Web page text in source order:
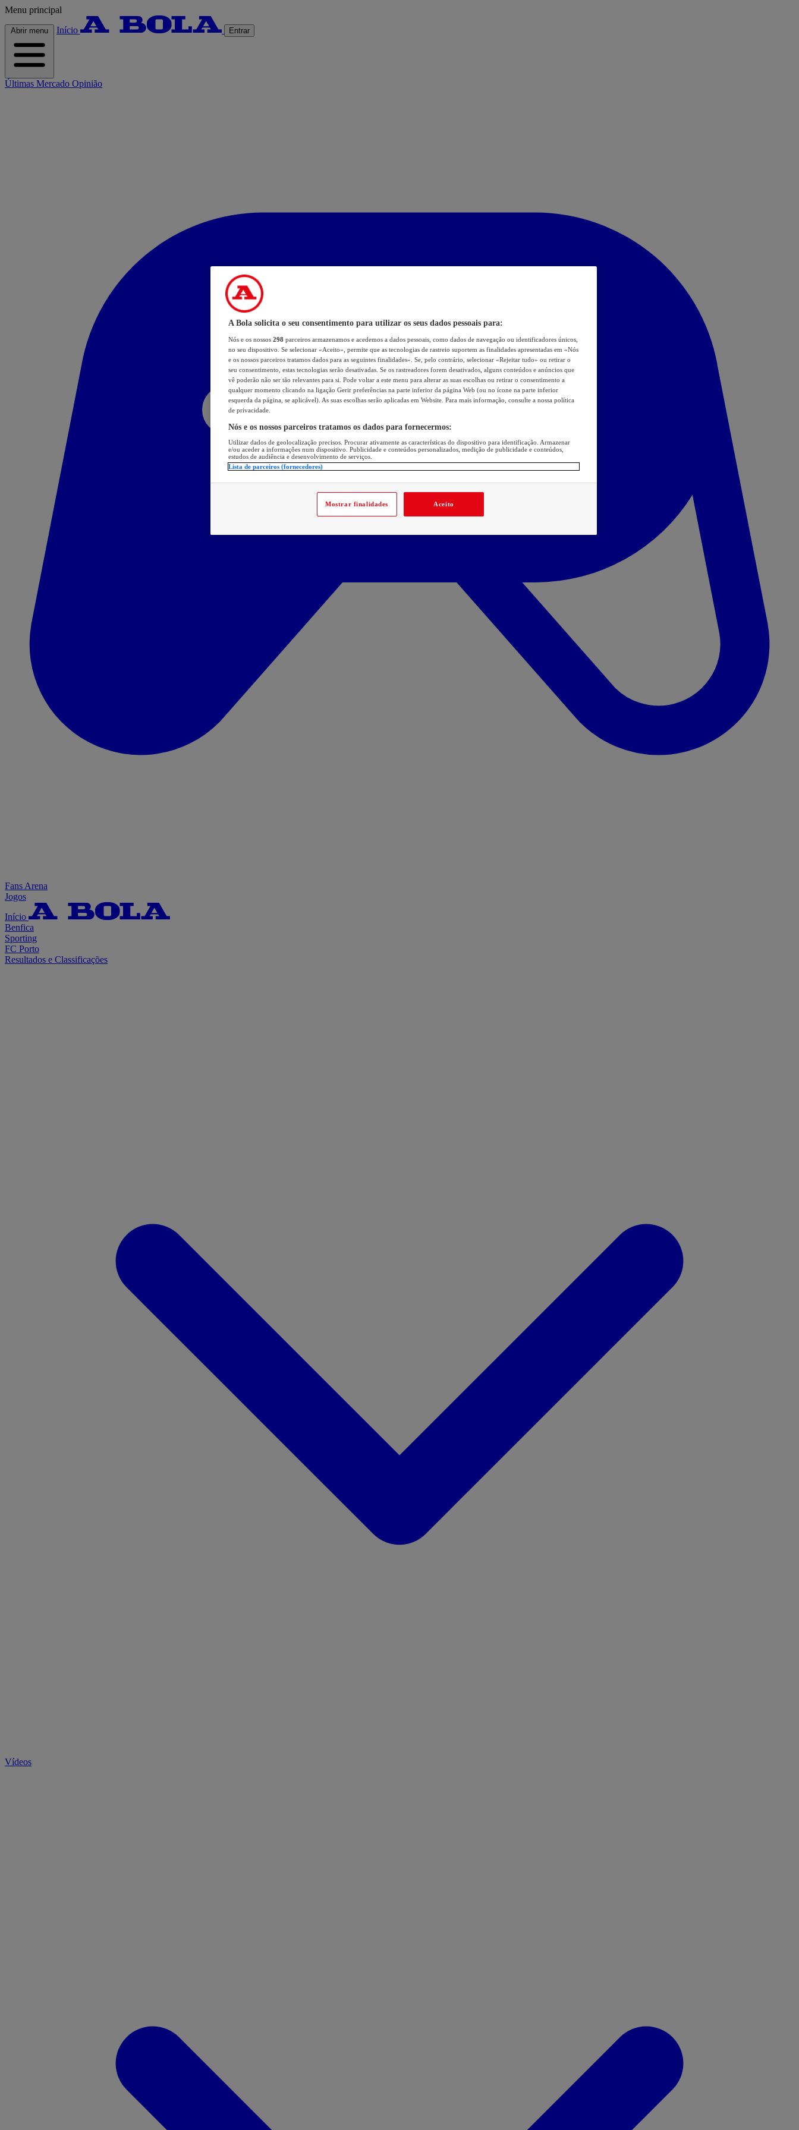
Menu principal
Abrir menu Início Entrar
Últimas Mercado Opinião
Fans Arena
Jogos
Início
Benfica
Sporting
FC Porto
Resultados e Classificações
Vídeos
A Bola solicita o seu consentimento para utilizar os seus dados pessoais para:
Nós e os nossos 298 parceiros armazenamos e acedemos a dados pessoais, como dados de navegação ou identificadores únicos,
no seu dispositivo. Se selecionar «Aceito», permite que as tecnologias de rastreio suportem as finalidades apresentadas em «Nós
e os nossos parceiros tratamos dados para as seguintes finalidades». Se, pelo contrário, selecionar «Rejeitar tudo» ou retirar o
seu consentimento, estas tecnologias serão desativadas. Se os rastreadores forem desativados, alguns conteúdos e anúncios que
vê poderão não ser tão relevantes para si. Pode voltar a este menu para alterar as suas escolhas ou retirar o consentimento a
qualquer momento clicando na ligação Gerir preferências na parte inferior da página Web (ou no ícone na parte inferior
esquerda da página, se aplicável). As suas escolhas serão aplicadas em Website. Para mais informação, consulte a nossa política
de privacidade.
Nós e os nossos parceiros tratamos os dados para fornecermos:
Utilizar dados de geolocalização precisos. Procurar ativamente as características do dispositivo para identificação. Armazenar
e/ou aceder a informações num dispositivo. Publicidade e conteúdos personalizados, medição de publicidade e conteúdos,
estudos de audiência e desenvolvimento de serviços.
Lista de parceiros (fornecedores)
Mostrar finalidades Aceito